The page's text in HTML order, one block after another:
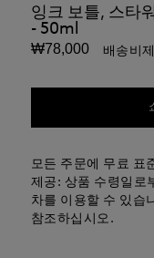
잉크 보틀, 스타
- 50ml
₩78,000 배송비
모든 주문에 무료 표
제공: 상품 수령일로
차를 이용할 수 있습
참조하십시오.